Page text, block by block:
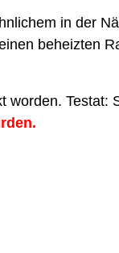
in der
beheizten
Testat: